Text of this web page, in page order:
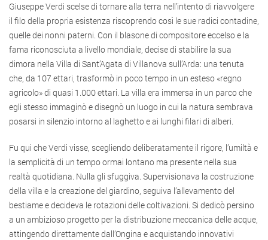
Giuseppe Verdi scelse di tornare alla terra nell’intento di riavvolgere
il filo della propria esistenza riscoprendo così le sue radici contadine,
quelle dei nonni paterni. Con il blasone di compositore eccelso e la
fama riconosciuta a livello mondiale, decise di stabilire la sua
dimora nella Villa di Sant’Agata di Villanova sull’Arda: una tenuta
che, da 107 ettari, trasformò in poco tempo in un esteso «regno
agricolo» di quasi 1.000 ettari. La villa era immersa in un parco che
egli stesso immaginò e disegnò un luogo in cui la natura sembrava
posarsi in silenzio intorno al laghetto e ai lunghi filari di alberi.
Fu qui che Verdi visse, scegliendo deliberatamente il rigore, l’umiltà e
la semplicità di un tempo ormai lontano ma presente nella sua
realtà quotidiana. Nulla gli sfuggiva. Supervisionava la costruzione
della villa e la creazione del giardino, seguiva l’allevamento del
bestiame e decideva le rotazioni delle coltivazioni. Si dedicò persino
a un ambizioso progetto per la distribuzione meccanica delle acque,
attingendo direttamente dall’Ongina e acquistando innovativi